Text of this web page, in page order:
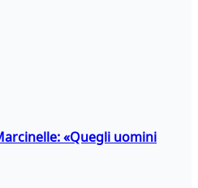
«Quegli uomini